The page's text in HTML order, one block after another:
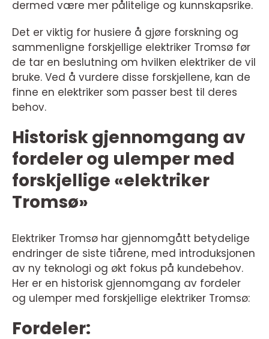
dermed være mer pålitelige og kunnskapsrike.
Det er viktig for husiere å gjøre forskning og
sammenligne forskjellige elektriker Tromsø før
de tar en beslutning om hvilken elektriker de vil
bruke. Ved å vurdere disse forskjellene, kan de
finne en elektriker som passer best til deres
behov.
Historisk gjennomgang av
fordeler og ulemper med
forskjellige «elektriker
Tromsø»
Elektriker Tromsø har gjennomgått betydelige
endringer de siste tiårene, med introduksjonen
av ny teknologi og økt fokus på kundebehov.
Her er en historisk gjennomgang av fordeler
og ulemper med forskjellige elektriker Tromsø:
Fordeler: